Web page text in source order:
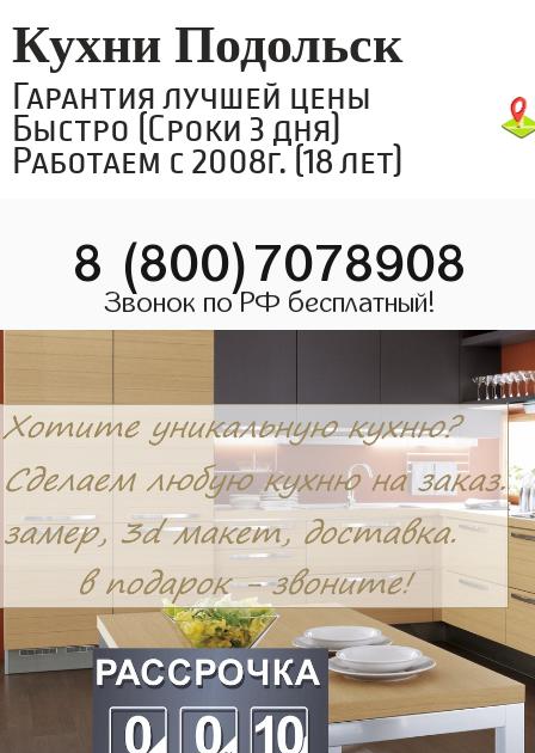
Кухни Подольск
Гарантия лучшей цены
Быстро (Сроки 3 дня)
Работаем с 2008г. (18 лет)
8 (800)7078908
Звонок по РФ бесплатный!